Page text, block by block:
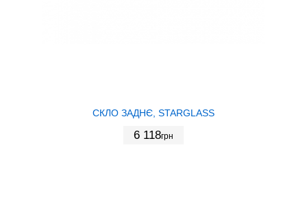
СКЛО ЗАДНЄ, STARGLASS
6 118грн